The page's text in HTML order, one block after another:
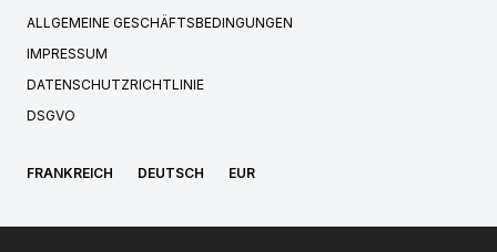
ALLGEMEINE GESCHÄFTSBEDINGUNGEN
IMPRESSUM
DATENSCHUTZRICHTLINIE
DSGVO
FRANKREICH DEUTSCH EUR